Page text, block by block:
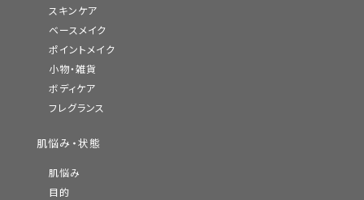
スキンケア
ベースメイク
ポイントメイク
小物・雑貨
ボディケア
フレグランス
肌悩み・状態
肌悩み
目的